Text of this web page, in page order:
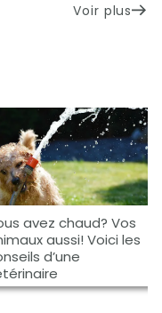
Voir plus
avez chaud? Vos
aussi! Voici les
d’une